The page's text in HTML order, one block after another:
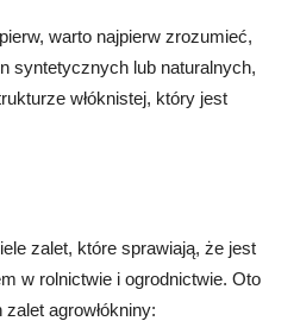
warto najpierw zrozumieć,
syntetycznych lub naturalnych,
włóknistej, który jest
zalet, które sprawiają, że jest
w rolnictwie i ogrodnictwie. Oto
agrowłókniny: